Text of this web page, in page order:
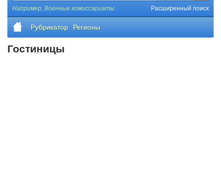
Например, Военные комиссариаты Расширенный поиск
Рубрикатор Регионы
Гостиницы